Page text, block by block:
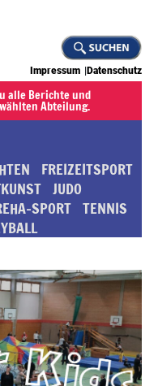
Impressum Datenschutz
alle Berichte und
Abteilung.
FREIZEITSPORT
JUDO
SPORT TENNIS